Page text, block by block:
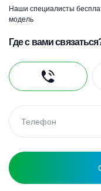
Наши специалисты
модель
Где с вами